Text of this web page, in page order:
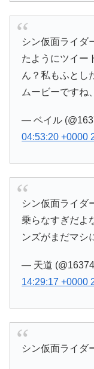
シン仮面ライダ
たようにツイー
ん？私もふとし
ムービーですね
— ベイル
04:53:20 +0000
シン仮面ライダ
乗らなすぎだよ
ンズがまだマシ
— 天道
14:29:17 +0000
シン仮面ライダ